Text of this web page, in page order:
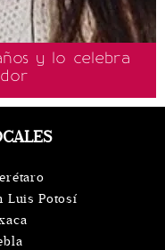
y lo celebra
Luis Potosí